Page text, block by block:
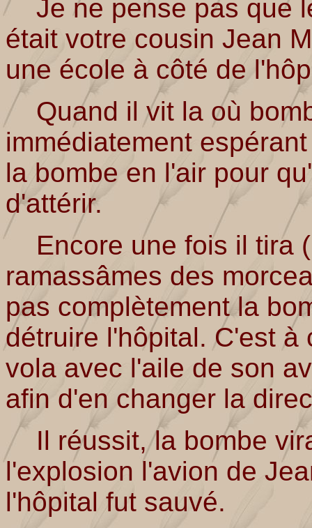
Je ne pense pas que
était votre cousin Jean
une école à côté de
Quand il vit la où
immédiatement
la bombe en l'air pour
d'attérir.
Encore une fois il tira
ramassâmes des
pas complètement la
détruire l'hôpital. C'est à
vola avec l'aile de son
afin d'en changer la
Il réussit, la bombe
l'explosion l'avion de
l'hôpital fut sauvé.